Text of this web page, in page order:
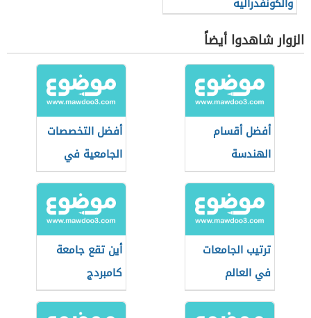
الزوار شاهدوا أيضاً
أفضل أقسام
الهندسة
أفضل التخصصات
الجامعية في
الجزائر
ترتيب الجامعات
في العالم
أين تقع جامعة
كامبردج